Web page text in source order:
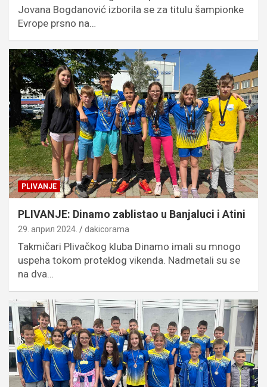
Jovana Bogdanović izborila se za titulu šampionke
Evrope prsno na…
PLIVANJE
PLIVANJE: Dinamo zablistao u Banjaluci i Atini
29. април 2024. dakicorama
Takmičari Plivačkog kluba Dinamo imali su mnogo
uspeha tokom proteklog vikenda. Nadmetali su se
na dva…